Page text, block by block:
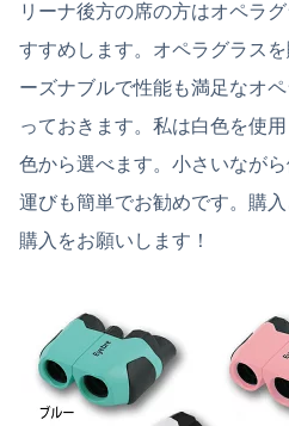
リーナ後方の席の方はオペラ
すすめします。オペラグラス
ーズナブルで性能も満足なオ
っておきます。私は白色を使
色から選べます。小さいなが
運びも簡単でお勧めです。購
購入をお願いします！